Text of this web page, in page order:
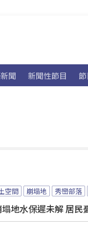
聞 新聞性節目
空間 崩塌地 秀巒部落
地水保遲未解 居民